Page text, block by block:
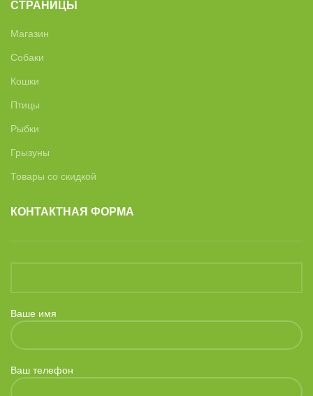
СТРАНИЦЫ
Магазин
Собаки
Кошки
Птицы
Рыбки
Грызуны
Товары со скидкой
КОНТАКТНАЯ ФОРМА
Ваше имя
Ваш телефон